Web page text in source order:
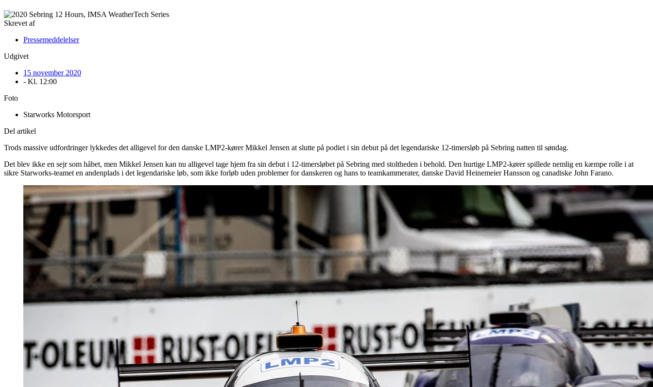
Skrevet af
Pressemeddelelser
Udgivet
15 november 2020
- Kl. 12:00
Foto
Starworks Motorsport
Del artikel
Trods massive udfordringer lykkedes det alligevel for den danske LMP2-kører Mikkel Jensen at slutte på podiet i sin debut på det legendariske 12-timersløb på Sebring natten til søndag.
Det blev ikke en sejr som håbet, men Mikkel Jensen kan nu alligevel tage hjem fra sin debut i 12-timersløbet på Sebring med stoltheden i behold. Den hurtige LMP2-kører spillede nemlig en kæmpe rolle i at
sikre Starworks-teamet en andenplads i det legendariske løb, som ikke forløb uden problemer for danskeren og hans to teamkammerater, danske David Heinemeier Hansson og canadiske John Farano.